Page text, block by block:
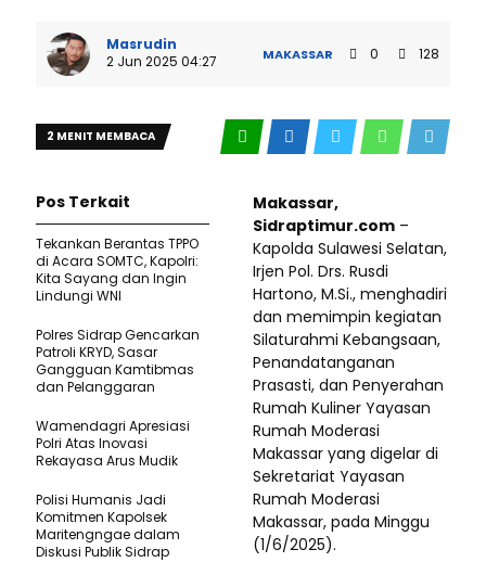
Masrudin
2 Jun 2025 04:27
MAKASSAR 0 128
2 MENIT MEMBACA
Makassar,
Sidraptimur.com –
Kapolda Sulawesi Selatan,
Irjen Pol. Drs. Rusdi
Hartono, M.Si., menghadiri
dan memimpin kegiatan
Silaturahmi Kebangsaan,
Penandatanganan
Prasasti, dan Penyerahan
Rumah Kuliner Yayasan
Rumah Moderasi
Makassar yang digelar di
Sekretariat Yayasan
Rumah Moderasi
Makassar, pada Minggu
(1/6/2025).
Pos Terkait
Tekankan Berantas TPPO
di Acara SOMTC, Kapolri:
Kita Sayang dan Ingin
Lindungi WNI
Polres Sidrap Gencarkan
Patroli KRYD, Sasar
Gangguan Kamtibmas
dan Pelanggaran
Wamendagri Apresiasi
Polri Atas Inovasi
Rekayasa Arus Mudik
Polisi Humanis Jadi
Komitmen Kapolsek
Maritengngae dalam
Diskusi Publik Sidrap